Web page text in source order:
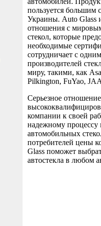
пользуется большим
Украины. Auto Glass
отношения с
стекол, которые
необходимые
сотрудничает с
производителей
миру, такими, как
Pilkington, FuYao,
Серьезное отношение
компании к своей
надежному процессу
автомобильных
потребителей цены
Glass поможет
автостекла в любом